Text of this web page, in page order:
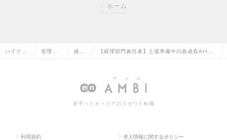
ホーム
ハイクラ 管理部 経理 【経理部門責任者】上場準備中の急成長AI×DX
若手ハイキャリアのスカウト転職
利用規約 求人情報に関するポリシー